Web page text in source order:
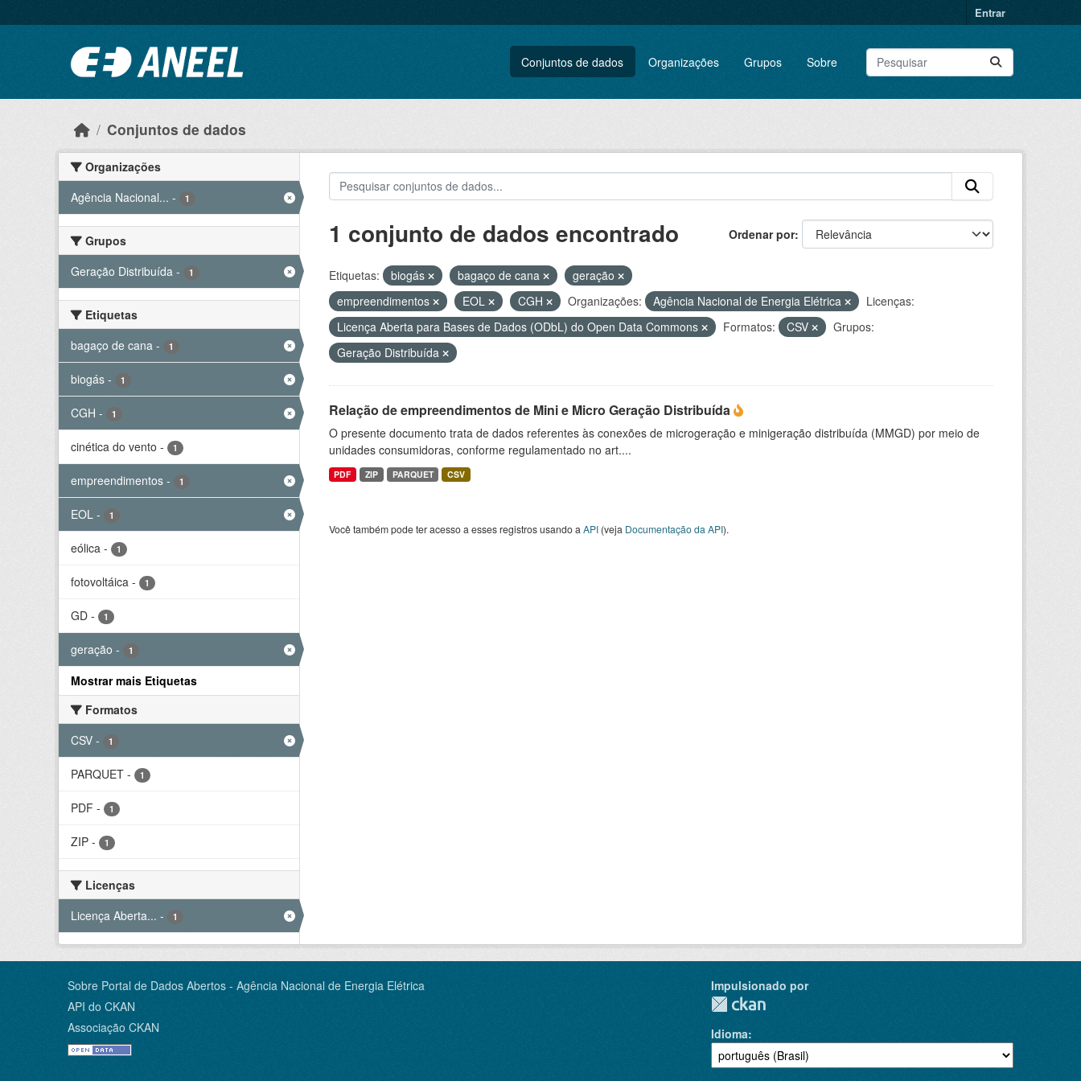
Entrar
Conjuntos de dados Organizações Grupos Sobre
Conjuntos de dados
Organizações
Agência Nacional... - 1
Grupos
Geração Distribuída - 1
Etiquetas
bagaço de cana - 1
biogás - 1
CGH - 1
cinética do vento - 1
empreendimentos - 1
EOL - 1
eólica - 1
fotovoltáica - 1
GD - 1
geração - 1
Mostrar mais Etiquetas
Formatos
CSV - 1
PARQUET - 1
PDF - 1
ZIP - 1
Licenças
Licença Aberta... - 1
Ordenar por
1 conjunto de dados encontrado
Etiquetas: biogás bagaço de cana
geração
empreendimentos
EOL CGH Organizações: Agência Nacional de Energia Elétrica
Licenças:
Licença Aberta para Bases de Dados (ODbL) do Open Data Commons
Formatos: CSV
Grupos:
Geração Distribuída
Relação de empreendimentos de Mini e Micro Geração Distribuída
O presente documento trata de dados referentes às conexões de microgeração e minigeração distribuída (MMGD) por meio de
unidades consumidoras, conforme regulamentado no art....
PDF ZIP PARQUET CSV
Você também pode ter acesso a esses registros usando a API(veja Documentação da API).
Sobre Portal de Dados Abertos - Agência Nacional de Energia Elétrica
API do CKAN
Associação CKAN
Impulsionado por
Idioma